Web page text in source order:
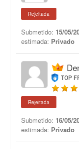
Rejeitada
Submetido: 15/05/
estimada: Privado
TOP
Rejeitada
Submetido: 16/05/
estimada: Privado